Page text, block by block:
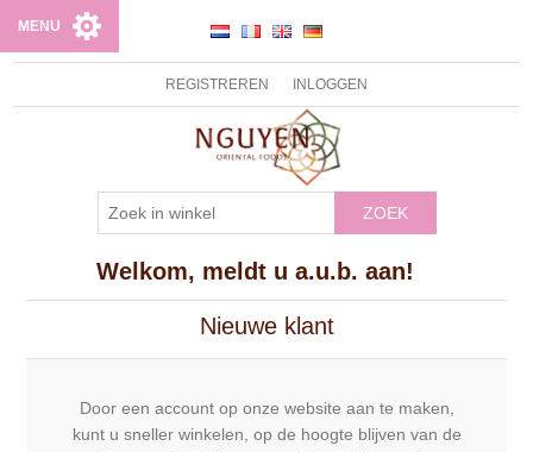
REGISTREREN INLOGGEN
ZOEK
MENU
Welkom, meldt u a.u.b. aan!
Nieuwe klant
Door een account op onze website aan te maken,
kunt u sneller winkelen, op de hoogte blijven van de